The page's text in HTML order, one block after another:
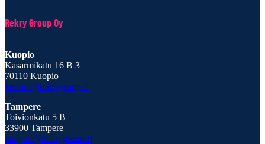
Rekry Group Oy
Kuopio
Kasarmikatu 16 B 3
70110 Kuopio
kuopio@rekrygroup.fi
Tampere
Toivionkatu 5 B
33900 Tampere
tampere@rekrygroup.fi